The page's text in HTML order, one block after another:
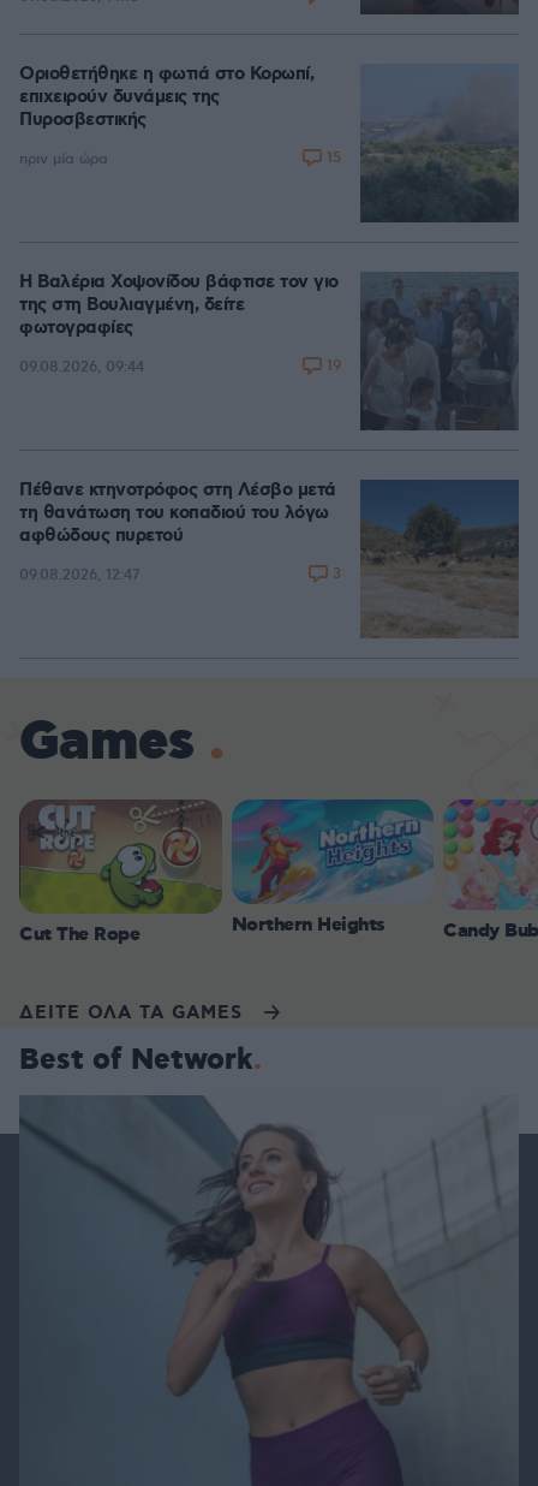
Οριοθετήθηκε η φωτιά στο Κορωπί,
επιχειρούν δυνάμεις της
Πυροσβεστικής
πριν μία ώρα 15
Η Βαλέρια Χοψονίδου βάφτισε τον γιο
της στη Βουλιαγμένη, δείτε
φωτογραφίες
09.08.2026, 09:44 19
Πέθανε κτηνοτρόφος στη Λέσβο μετά
τη θανάτωση του κοπαδιού του λόγω
αφθώδους πυρετού
09.08.2026, 12:47 3
Games
Cut The Rope Northern Heights Candy
ΔΕΙΤΕ ΟΛΑ ΤΑ GAMES
Best of Network